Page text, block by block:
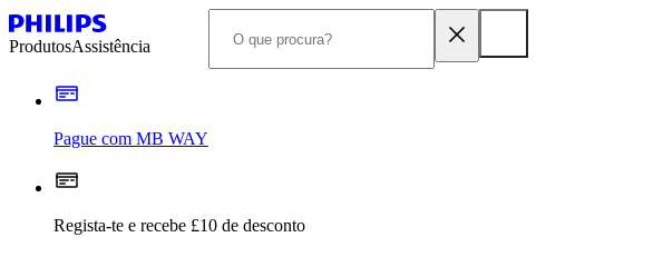
ProdutosAssistência
Pague com MB WAY
Regista-te e recebe £10 de desconto